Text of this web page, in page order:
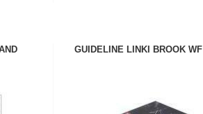
GUIDELINE LINKI BROOK WF